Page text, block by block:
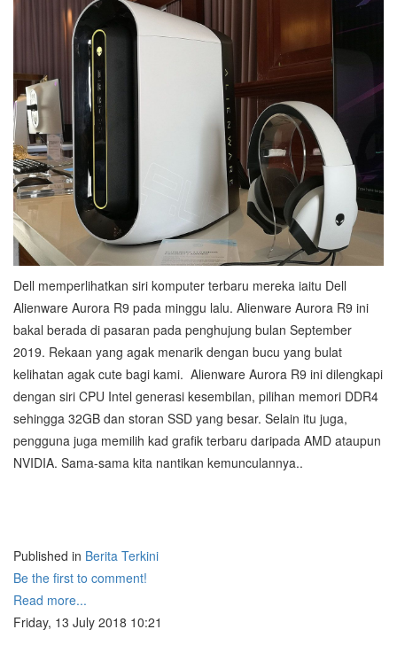
Dell memperlihatkan siri komputer terbaru mereka iaitu Dell
Alienware Aurora R9 pada minggu lalu. Alienware Aurora R9 ini
bakal berada di pasaran pada penghujung bulan September
2019. Rekaan yang agak menarik dengan bucu yang bulat
kelihatan agak cute bagi kami. Alienware Aurora R9 ini dilengkapi
dengan siri CPU Intel generasi kesembilan, pilihan memori DDR4
sehingga 32GB dan storan SSD yang besar. Selain itu juga,
pengguna juga memilih kad grafik terbaru daripada AMD ataupun
NVIDIA. Sama-sama kita nantikan kemunculannya..
Published in Berita Terkini
Be the first to comment!
Read more...
Friday, 13 July 2018 10:21